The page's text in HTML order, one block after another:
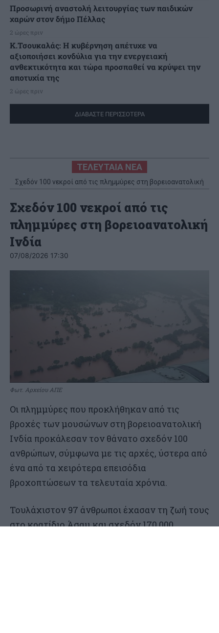
Προσωρινή αναστολή λειτουργίας των παιδικών
χαρών στον δήμο Πέλλας
2 ώρες πριν
Κ.Τσουκαλάς: Η κυβέρνηση απέτυχε να
αξιοποιήσει κονδύλια για την ενεργειακή
ανθεκτικότητα και τώρα προσπαθεί να κρύψει την
αποτυχία της
2 ώρες πριν
ΔΙΑΒΑΣΤΕ ΠΕΡΙΣΣΟΤΕΡΑ